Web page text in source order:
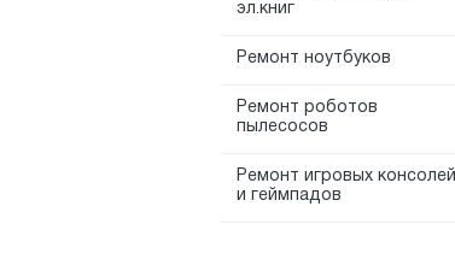
эл.книг
Ремонт ноутбуков
Ремонт роботов
пылесосов
Ремонт игровых консолей
и геймпадов